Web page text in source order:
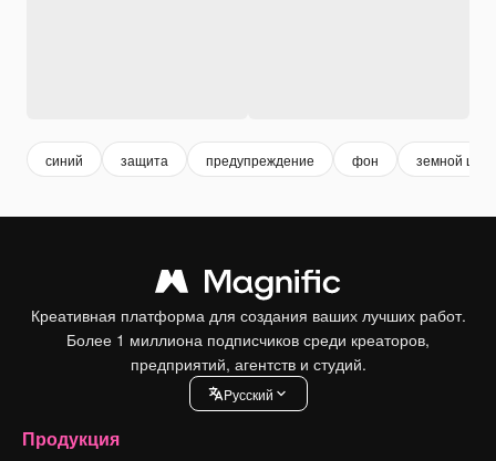
синий защита предупреждение фон земной шар
Креативная платформа для создания ваших лучших работ.
Более 1 миллиона подписчиков среди креаторов,
предприятий, агентств и студий.
Pусский
Продукция